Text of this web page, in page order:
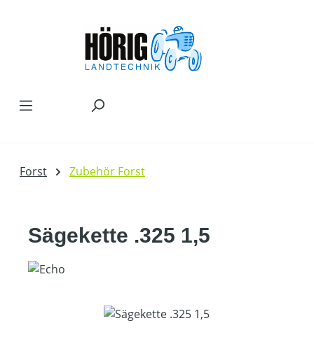
Forst Zubehör Forst
Sägekette .325 1,5
Bildergalerie überspringen